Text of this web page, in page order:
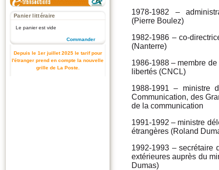
Panier littéraire
Le panier est vide
Commander
Depuis le 1er juillet 2025 le tarif pour
l'étranger prend en compte la nouvelle
grille de La Poste.
1978-1982 –
(Pierre Boulez)
1982-1986 – co-
(Nanterre)
1986-1988 – membre
libertés (CNCL)
1988-1991 – ministre
Communication, des
de la communication
1991-1992 – ministre
étrangères (Roland
1992-1993 – secrétaire
extérieures auprès du
Dumas)